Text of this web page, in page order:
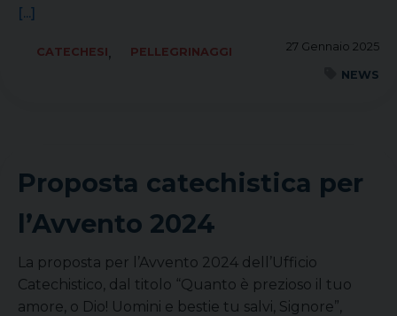
[...]
27 Gennaio 2025
CATECHESI,
PELLEGRINAGGI
NEWS
Proposta catechistica per
l’Avvento 2024
La proposta per l’Avvento 2024 dell’Ufficio
Catechistico, dal titolo “Quanto è prezioso il tuo
amore, o Dio! Uomini e bestie tu salvi, Signore”,